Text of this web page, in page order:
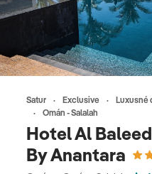
Satur Exclusive Luxusné
Omán - Salalah
Hotel Al
By Anantara